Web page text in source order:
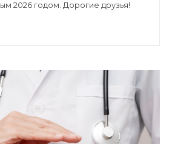
2026 годом. Дорогие друзья!